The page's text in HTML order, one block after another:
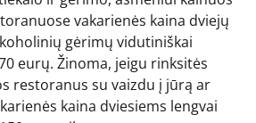
vakarienės kaina dviejų
gėrimų vidutiniškai
eurų. Žinoma, jeigu rinksitės
restoranus su vaizdu į jūrą ar
kaina dviesiems lengvai